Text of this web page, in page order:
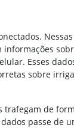
Esses
sobre
trafegam de
passe de